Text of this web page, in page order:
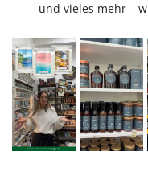
und vieles mehr –